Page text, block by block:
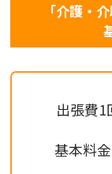
「介護・
出張費1
基本料